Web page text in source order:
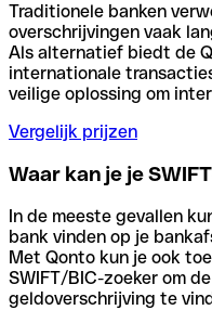
Traditionele banken
overschrijvingen vaak
Als alternatief biedt de
internationale
veilige oplossing om
Vergelijk prijzen
Waar kan je je
In de meeste gevallen
bank vinden op je
Met Qonto kun je ook
SWIFT/BIC-zoeker om
geldoverschrijving te